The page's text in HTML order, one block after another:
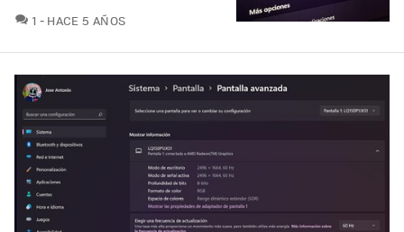
1 COMENTARIOS
HACE 5 AÑOS